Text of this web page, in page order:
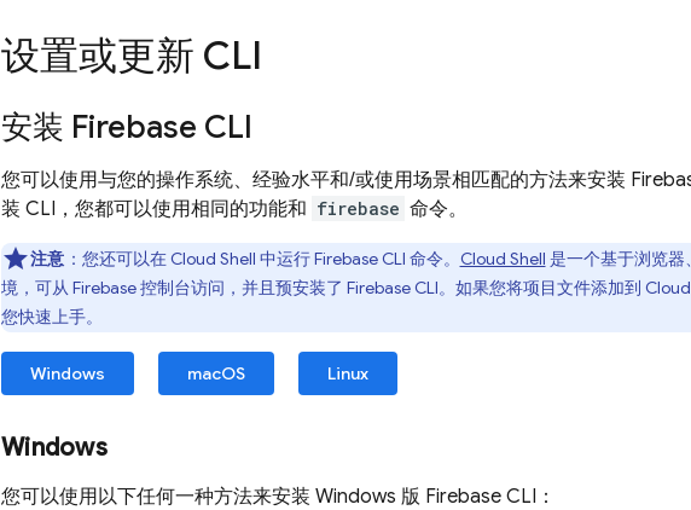
设置或更新 CLI
安装 Firebase CLI
您可以使用与您的操作系统、经验水平和/或使用场景相匹配的方法来安装
装 CLI，您都可以使用相同的功能和 firebase 命令。
注意 ：您还可以在 Cloud Shell 中运行FirebaseCLI 命令。 Cloud Shell 是一个基于浏览
境，可从 Firebase控制台访问，并且预安装了 Firebase CLI。如果您将项目文件添加到
您快速上手。
Windows macOS Linux
Windows
您可以使用以下任何一种方法来安装 Windows 版 Firebase CLI：